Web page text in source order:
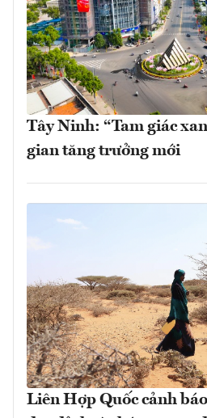
Tây Ninh: “Tam giác
gian tăng trưởng mới
Liên Hợp Quốc cảnh